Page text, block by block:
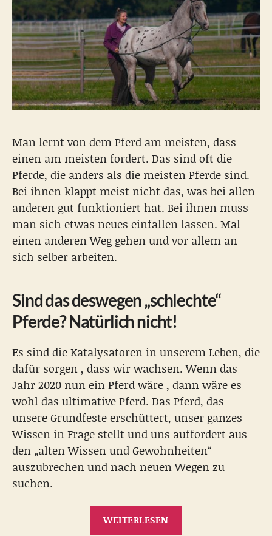
Man lernt von dem Pferd am meisten, dass
einen am meisten fordert. Das sind oft die
Pferde, die anders als die meisten Pferde sind.
Bei ihnen klappt meist nicht das, was bei allen
anderen gut funktioniert hat. Bei ihnen muss
man sich etwas neues einfallen lassen. Mal
einen anderen Weg gehen und vor allem an
sich selber arbeiten.
Sind das deswegen „schlechte“
Pferde? Natürlich nicht!
Es sind die Katalysatoren in unserem Leben, die
dafür sorgen , dass wir wachsen. Wenn das
Jahr 2020 nun ein Pferd wäre , dann wäre es
wohl das ultimative Pferd. Das Pferd, das
unsere Grundfeste erschüttert, unser ganzes
Wissen in Frage stellt und uns auffordert aus
den „alten Wissen und Gewohnheiten“
auszubrechen und nach neuen Wegen zu
suchen.
WEITERLESEN